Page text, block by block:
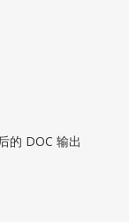
的 DOC 输出